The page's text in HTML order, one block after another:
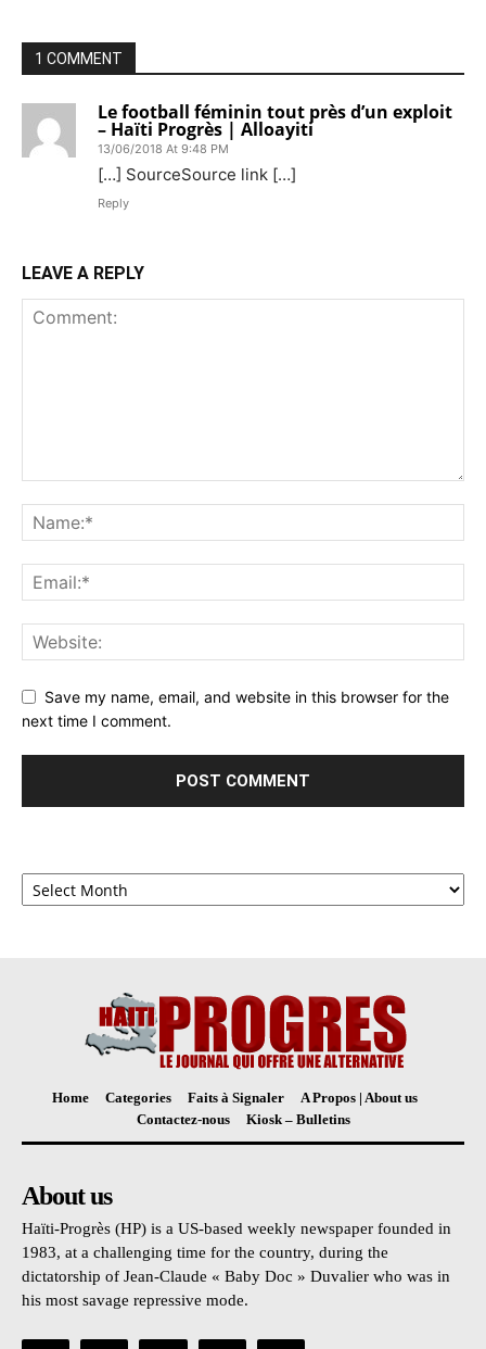
1 COMMENT
Le football féminin tout près d’un exploit
– Haïti Progrès | Alloayiti
13/06/2018 At 9:48 PM
[…] SourceSource link […]
Reply
LEAVE A REPLY
Save my name, email, and website in this browser for the
next time I comment.
Archives
Home Categories Faits à Signaler
A Propos | About us
Contactez-nous
Kiosk – Bulletins
About us
Haïti-Progrès (HP) is a US-based weekly newspaper founded in
1983, at a challenging time for the country, during the
dictatorship of Jean-Claude « Baby Doc » Duvalier who was in
his most savage repressive mode.